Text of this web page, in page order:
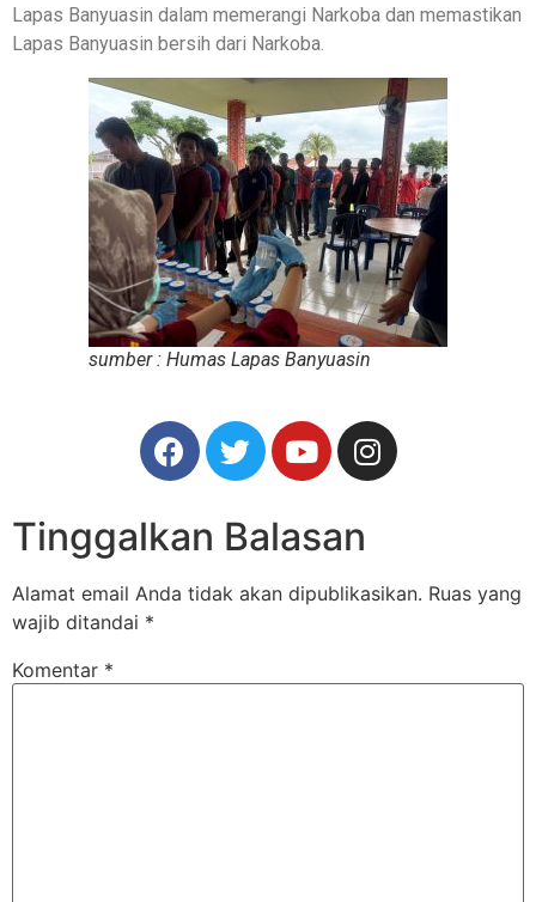
Lapas Banyuasin dalam memerangi Narkoba dan memastikan
Lapas Banyuasin bersih dari Narkoba.
sumber : Humas Lapas Banyuasin
Tinggalkan Balasan
Alamat email Anda tidak akan dipublikasikan. Ruas yang
wajib ditandai *
Komentar *